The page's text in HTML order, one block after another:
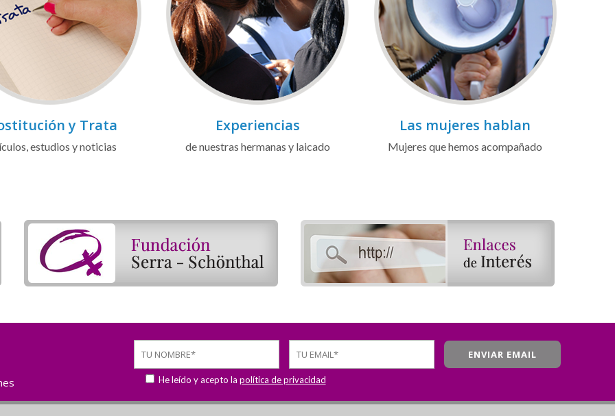
y Trata
estudios y noticias
Experiencias
de nuestras hermanas y laicado
Las mujeres hablan
Mujeres que hemos acompañado
He leído y acepto la política de privacidad